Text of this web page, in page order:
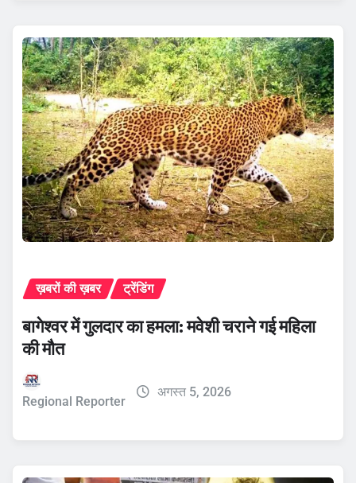
ख़बरों की ख़बर ट्रेंडिंग
बागेश्वर में गुलदार का हमला: मवेशी चराने गई महिला
की मौत
Regional Reporter
अगस्त 5, 2026